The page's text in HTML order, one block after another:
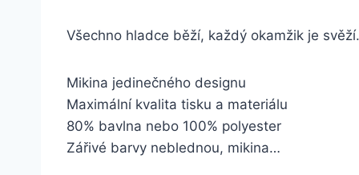
Všechno hladce běží, každý okamžik je svěží.
Mikina jedinečného designu
Maximální kvalita tisku a materiálu
80% bavlna nebo 100% polyester
Zářivé barvy neblednou, mikina…